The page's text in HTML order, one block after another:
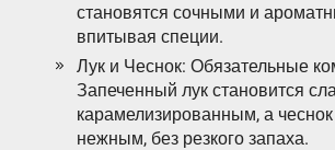
становятся сочными и
впитывая специи.
Лук и Чеснок: Обязательные
Запеченный лук становится
карамелизированным, а
нежным, без резкого запаха.